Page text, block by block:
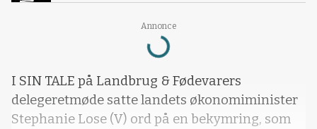
Annonce
Loading...
I SIN TALE på Landbrug & Fødevarers
delegeretmøde satte landets økonomiminister
Stephanie Lose (V) ord på en bekymring, som